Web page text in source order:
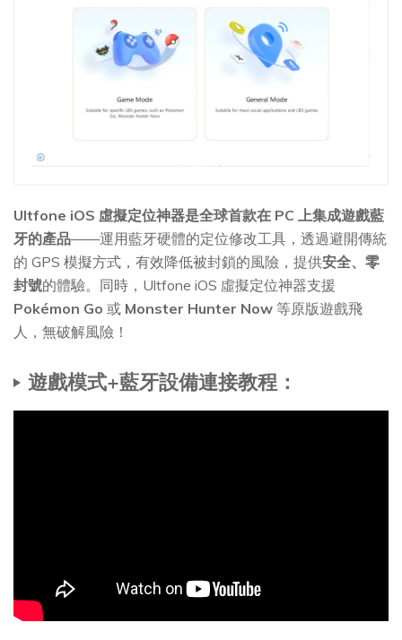
Ultfone iOS 虛擬定位神器是全球首款在 PC 上集成遊戲藍
牙的產品——運用藍牙硬體的定位修改工具，透過避開傳統
的 GPS 模擬方式，有效降低被封鎖的風險，提供安全、零
封號的體驗。同時，Ultfone iOS 虛擬定位神器支援
Pokémon Go 或 Monster Hunter Now 等原版遊戲飛
人，無破解風險！
遊戲模式+藍牙設備連接教程：